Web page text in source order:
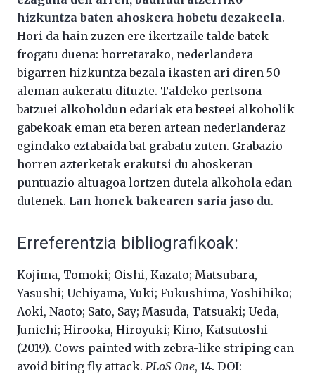
hizkuntza baten ahoskera hobetu dezakeela.
Hori da hain zuzen ere ikertzaile talde batek
frogatu duena: horretarako, nederlandera
bigarren hizkuntza bezala ikasten ari diren 50
aleman aukeratu dituzte. Taldeko pertsona
batzuei alkoholdun edariak eta besteei alkoholik
gabekoak eman eta beren artean nederlanderaz
egindako eztabaida bat grabatu zuten. Grabazio
horren azterketak erakutsi du ahoskeran
puntuazio altuagoa lortzen dutela alkohola edan
dutenek. Lan honek bakearen saria jaso du.
Erreferentzia bibliografikoak:
Kojima, Tomoki; Oishi, Kazato; Matsubara,
Yasushi; Uchiyama, Yuki; Fukushima, Yoshihiko;
Aoki, Naoto; Sato, Say; Masuda, Tatsuaki; Ueda,
Junichi; Hirooka, Hiroyuki; Kino, Katsutoshi
(2019). Cows painted with zebra-like striping can
avoid biting fly attack. PLoS One, 14. DOI: